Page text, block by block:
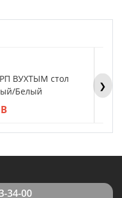
ВУХТЫМ стол
Белый
❯
34-00